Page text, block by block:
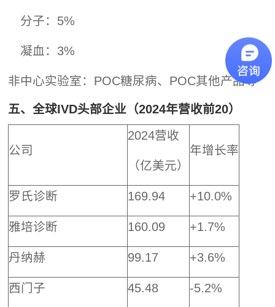
分子：5%
凝血：3%
非中心实验室：POC糖尿病、POC其他产品等
五、全球IVD头部企业（2024年营收前20）
公司
2024营收
（亿美元）
年增长率
罗氏诊断 169.94 +10.0%
雅培诊断 160.09 +1.7%
丹纳赫 99.17 +3.6%
西门子 45.48 -5.2%